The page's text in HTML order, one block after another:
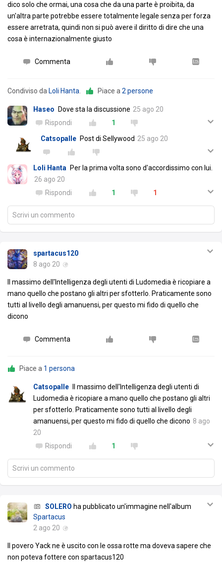
dico solo che ormai, una cosa che da una parte è proibita, da
un'altra parte potrebbe essere totalmente legale senza per forza
essere arretrata, quindi non si può avere il diritto di dire che una
cosa è internazionalmente giusto
Commenta
Condiviso da Loli Hanta Piace a 2 persone
Haseo Dove sta la discussione 25 ago 20
Rispondi
1
Catsopalle Post di Sellywood 25 ago 20
Loli Hanta
Per la prima volta sono d'accordissimo con lui.
26 ago 20
Rispondi
1 1
Scrivi un commento
spartacus120
8 ago 20
Il massimo dell'Intelligenza degli utenti di Ludomedia è ricopiare a
mano quello che postano gli altri per sfotterlo. Praticamente sono
tutti al livello degli amanuensi, per questo mi fido di quello che
dicono
Commenta
Piace a 1 persona
Catsopalle
Il massimo dell'Intelligenza degli utenti di
Ludomedia è ricopiare a mano quello che postano gli altri
per sfotterlo. Praticamente sono tutti al livello degli
amanuensi, per questo mi fido di quello che dicono 8 ago
20
Rispondi
1
Scrivi un commento
SOLERO ha pubblicato un'immagine nell'album
Spartacus
2 ago 20
Il povero Yack ne è uscito con le ossa rotte ma doveva sapere che
non poteva fottere con spartacus120